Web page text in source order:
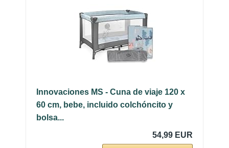
Innovaciones MS - Cuna de viaje 120 x
60 cm, bebe, incluido colchóncito y
bolsa...
54,99 EUR